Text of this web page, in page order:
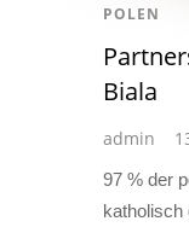
POLEN
Biala
admin
97 % der
katholisch